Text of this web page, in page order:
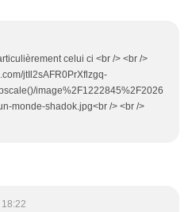
celui ci <br /> <br />
jtIl2sAFR0PrXflzgq-
image%2F1222845%2F2026
monde-shadok.jpg<br /> <br />